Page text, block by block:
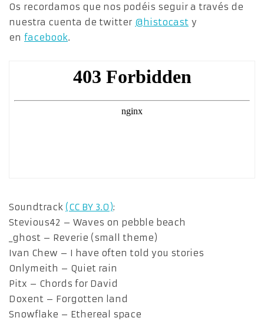
Os recordamos que nos podéis seguir a través de
nuestra cuenta de twitter @histocast y
en facebook.
Soundtrack (CC BY 3.0):
Stevious42 – Waves on pebble beach
_ghost – Reverie (small theme)
Ivan Chew – I have often told you stories
Onlymeith – Quiet rain
Pitx – Chords for David
Doxent – Forgotten land
Snowflake – Ethereal space